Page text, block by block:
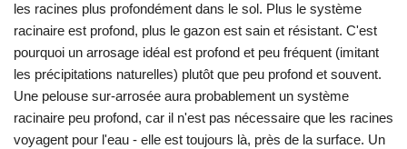
les racines plus profondément dans le sol. Plus le système
racinaire est profond, plus le gazon est sain et résistant. C'est
pourquoi un arrosage idéal est profond et peu fréquent (imitant
les précipitations naturelles) plutôt que peu profond et souvent.
Une pelouse sur-arrosée aura probablement un système
racinaire peu profond, car il n'est pas nécessaire que les racines
voyagent pour l'eau - elle est toujours là, près de la surface. Un